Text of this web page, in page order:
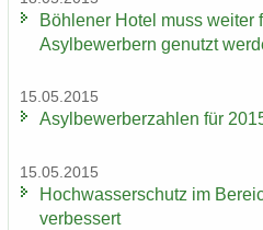
Böh­le­ner Hotel muss wei­ter
Asyl­be­wer­bern ge­nutzt
15.05.2015
Asyl­be­wer­ber­zah­len für
15.05.2015
Hoch­was­ser­schutz im
ver­bes­sert